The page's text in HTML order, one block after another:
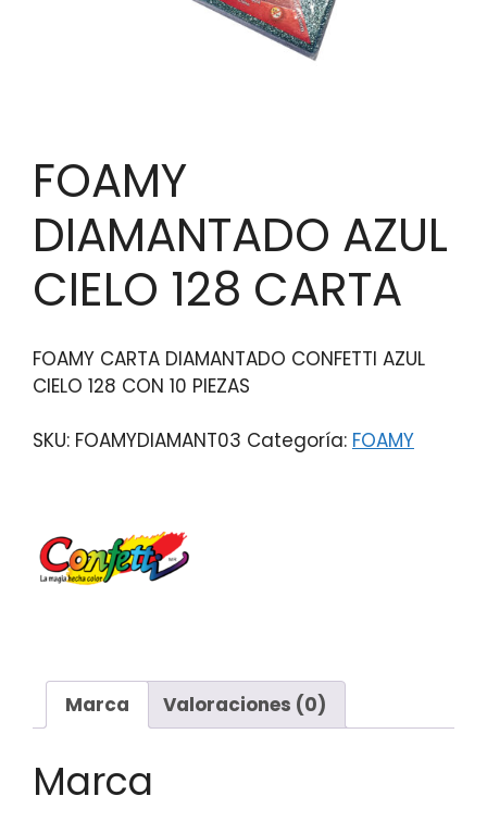
FOAMY
DIAMANTADO AZUL
CIELO 128 CARTA
FOAMY CARTA DIAMANTADO CONFETTI AZUL
CIELO 128 CON 10 PIEZAS
SKU: FOAMYDIAMANT03 Categoría: FOAMY
Marca Valoraciones (0)
Marca